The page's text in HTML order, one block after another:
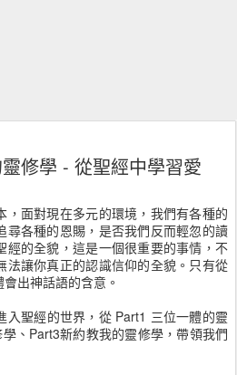
修學 - 從聖經中學習愛
，面對現在多元的環境，我們有各種的
尋各種的恩賜，是否我們反而輕忽的讀
經的全貌，這是一個很重要的事情，不
法讓你真正的認識信仰的全貌。只有從
出神話語的含意。
入聖經的世界，從 Part1 三位一體的靈
、Part3新約教我的靈修學，帶領我們